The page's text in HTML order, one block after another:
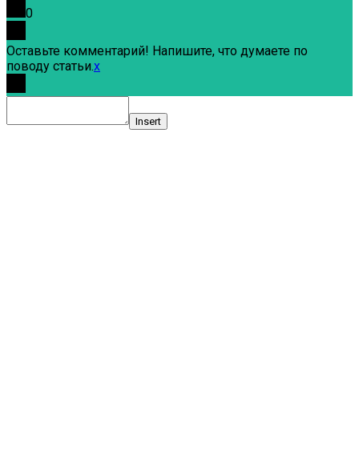
0
Оставьте комментарий! Напишите, что думаете по
поводу статьи.x
Insert